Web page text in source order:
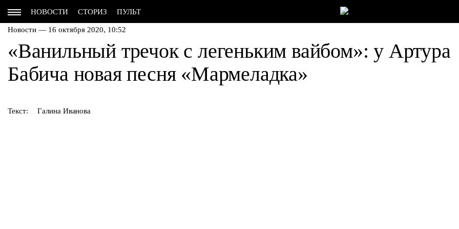
НОВОСТИ СТОРИЗ ПУЛЬТ
Новости — 16 октября 2020, 10:52
«Ванильный тречок с легеньким вайбом»: у Артура
Бабича новая песня «Мармеладка»
Текст: Галина Иванова